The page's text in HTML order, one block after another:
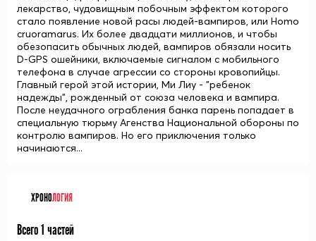
лекарство, чудовищным побочным эффектом которого
стало появление новой расы людей-вампиров, или Homo
cruoramarus. Их более двадцати миллионов, и чтобы
обезопасить обычных людей, вампиров обязали носить
D-GPS ошейники, включаемые сигналом с мобильного
телефона в случае агрессии со стороны кровопийцы.
Главный герой этой истории, Ми Лиу - "ребенок
надежды", рожденный от союза человека и вампира.
После неудачного ограбления банка парень попадает в
специальную тюрьму Агенства Национальной обороны по
контролю вампиров. Но его приключения только
начинаются...
ХРОНОЛОГИЯ
Всего 1 частей